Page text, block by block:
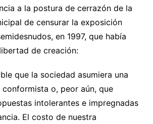
a la postura de cerrazón de la
de censurar la exposición
en 1997, que había
de creación:
que la sociedad asumiera una
o, peor aún, que
intolerantes e impregnadas
El costo de nuestra